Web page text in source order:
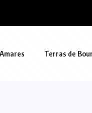
Amares Terras de